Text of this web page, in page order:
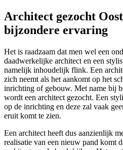
Architect gezocht
bijzondere ervaring
Het is raadzaam dat men wel een
daadwerkelijke architect en een
namelijk inhoudelijk flink. Een
zich neemt als het aankomt op het
inrichting of gebouw. Met name bij
wordt een architect gezocht. Een
op de inrichting en deze zal vaak
eruit komt te zien.
Een architect heeft dus aanzienlijk
realisatie van een nieuw pand komt